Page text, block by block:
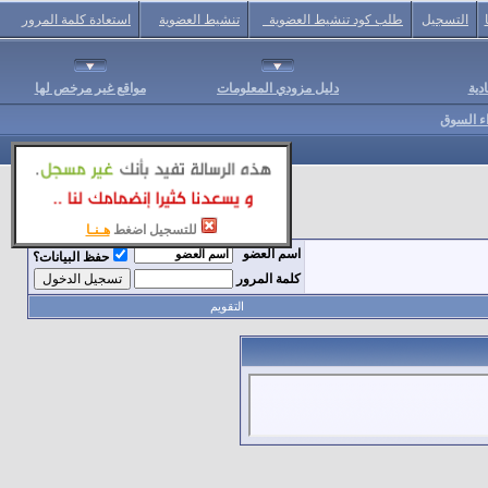
للتسجيل اضغط هـنـا
التسجيل طلب كود تنشيط العضوية تنشيط العضوية استعادة كلمة المرور
دليل مزودي المعلومات مواقع غير مرخص لها
السوق
اسم العضو
حفظ البيانات؟
كلمة المرور
التقويم